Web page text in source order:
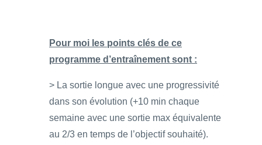
Pour moi les points clés de ce
programme d’entraînement sont :
> La sortie longue avec une progressivité
dans son évolution (+10 min chaque
semaine avec une sortie max équivalente
au 2/3 en temps de l’objectif souhaité).